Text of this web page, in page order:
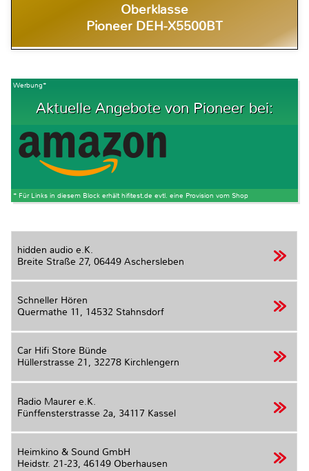
Oberklasse
Pioneer DEH-X5500BT
Werbung*
Aktuelle Angebote von Pioneer bei:
* Für Links in diesem Block erhält hifitest.de evtl. eine Provision vom Shop
hidden audio e.K.
Breite Straße 27, 06449 Aschersleben
Schneller Hören
Quermathe 11, 14532 Stahnsdorf
Car Hifi Store Bünde
Hüllerstrasse 21, 32278 Kirchlengern
Radio Maurer e.K.
Fünffensterstrasse 2a, 34117 Kassel
Heimkino & Sound GmbH
Heidstr. 21-23, 46149 Oberhausen